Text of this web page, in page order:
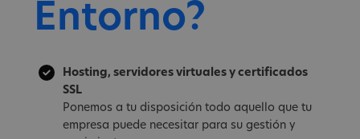
Entorno?
Hosting, servidores virtuales y certificados
SSL
Ponemos a tu disposición todo aquello que tu
empresa puede necesitar para su gestión y